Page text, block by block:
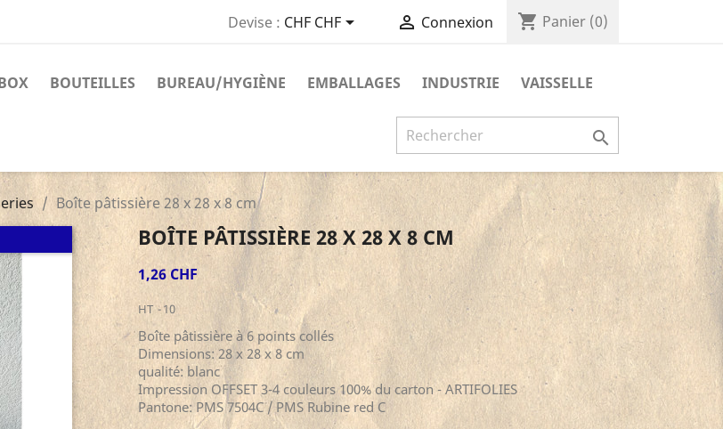
Devise : CHF CHF  Connexion shopping_cart Panier (0)
BOUTEILLES BUREAU/HYGIÈNE EMBALLAGES INDUSTRIE VAISSELLE

Boîte pâtissière 28 x 28 x 8 cm
BOÎTE PÂTISSIÈRE 28 X 28 X 8 CM
1,26 CHF
HT 10
Boîte pâtissière à 6 points collés
Dimensions: 28 x 28 x 8 cm
qualité: blanc
Impression OFFSET 3-4 couleurs 100% du carton - ARTIFOLIES
Pantone: PMS 7504C / PMS Rubine red C